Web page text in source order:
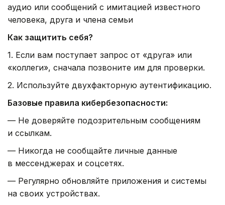
аудио или сообщений с имитацией известного
человека, друга и члена семьи
Как защитить себя?
1. Если вам поступает запрос от «друга» или
«коллеги», сначала позвоните им для проверки.
2. Используйте двухфакторную аутентификацию.
Базовые правила кибербезопасности:
— Не доверяйте подозрительным сообщениям
и ссылкам.
— Никогда не сообщайте личные данные
в мессенджерах и соцсетях.
— Регулярно обновляйте приложения и системы
на своих устройствах.